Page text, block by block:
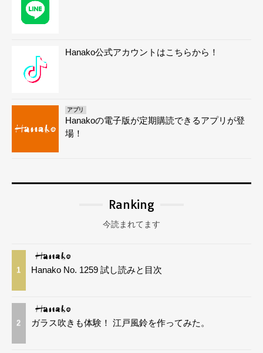
Hanako公式アカウントはこちらから！
アプリ
Hanakoの電子版が定期購読できるアプリが登
場！
Ranking
今読まれてます
1 Hanako No. 1259 試し読みと目次
2 ガラス吹きも体験！ 江戸風鈴を作ってみた。